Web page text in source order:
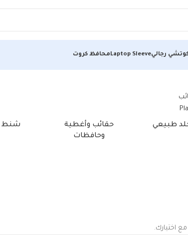
رجاليLaptop Sleeveمحافظ كروت
طبيعي
حقائب وأغطية
وحافظات
شنط
اختيارك.